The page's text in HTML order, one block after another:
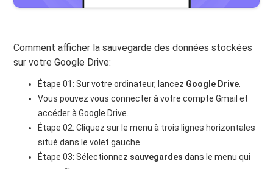
Comment afficher la sauvegarde des données stockées
sur votre Google Drive:
Étape 01: Sur votre ordinateur, lancez Google Drive
Vous pouvez vous connecter à votre compte Gmail et
accéder à Google Drive.
Étape 02: Cliquez sur le menu à trois lignes horizontales
situé dans le volet gauche.
Étape 03: Sélectionnez sauvegardesdans le menu qui